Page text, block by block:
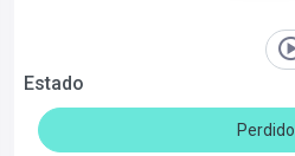
Estado
Perdido